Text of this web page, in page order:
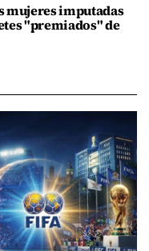
mujeres imputadas
"premiados" de